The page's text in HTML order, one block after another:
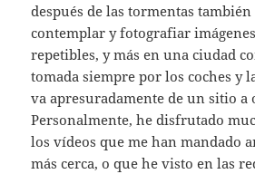
después de las tormentas
contemplar y fotografiar
repetibles, y más en una ciudad
tomada siempre por los coches y
va apresuradamente de un sitio a
Personalmente, he disfrutado
los vídeos que me han mandado
más cerca, o que he visto en las